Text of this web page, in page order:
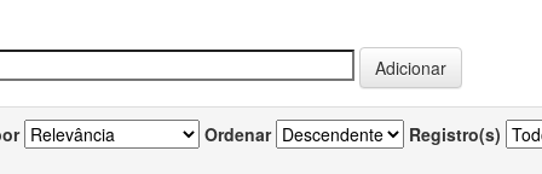
Ordenar Registro(s)